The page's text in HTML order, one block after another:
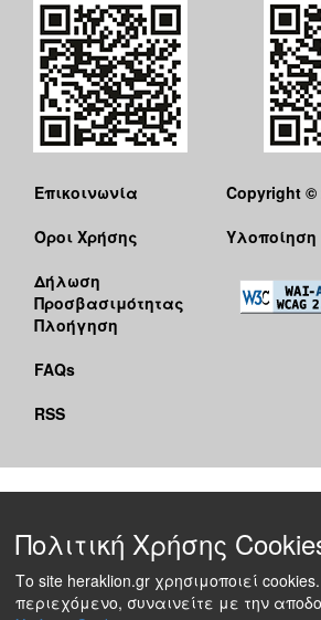
Επικοινωνία
Όροι Χρήσης
Δήλωση
Προσβασιμότητας
Πλοήγηση
FAQs
RSS
Copyright ©
Υλοποίηση
Πολιτική Χρήσης
Το site heraklion.gr χρησιμοποιεί
περιεχόμενο, συναινείτε με την